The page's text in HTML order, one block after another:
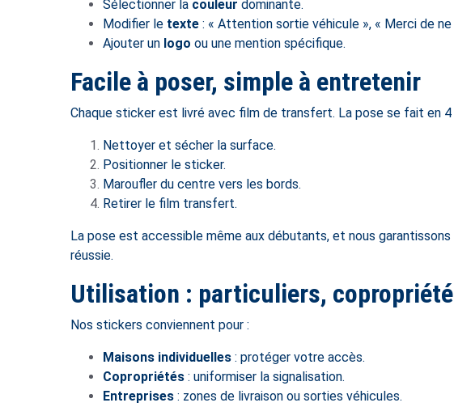
Sélectionner la couleur dominante.
Modifier le texte: « Attention sortie véhicule », « Merci de
Ajouter un logo ou une mention spécifique.
Facile à poser, simple à entretenir
Chaque sticker est livré avec film de transfert. La pose se fait en 4
Nettoyer et sécher la surface.
Positionner le sticker.
Maroufler du centre vers les bords.
Retirer le film transfert.
La pose est accessible même aux débutants, et nous
réussie.
Utilisation : particuliers,
Nos stickers conviennent pour :
Maisons individuelles: protéger votre accès.
Copropriétés: uniformiser la signalisation.
Entreprises: zones de livraison ou sorties véhicules.